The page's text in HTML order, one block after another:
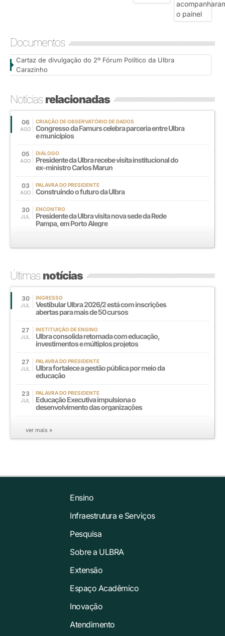
Documentos
Cartaz de divulgação do 2º Fórum Político da Ulbra
Carazinho
Notíciasrelacionadas
06
AGO
CRIAÇÃO DE OBSERVATÓRIO DE DADOS
Congresso da Famurs celebra parceria entre Ulbra
e municípios
05
AGO
DIÁLOGO
Presidente da Ulbra recebe visita institucional do
ex-ministro Carlos Marun
03
AGO
PALAVRA DO PRESIDENTE
Construindo o futuro da Ulbra
30
JUL
ENCONTRO
Presidente da Ulbra visita nova sede da Rede
Pampa, em Porto Alegre
Últimasnotícias
30
JUL
INGRESSO
Vestibular Ulbra 2026/2 está com inscrições
abertas para mais de 50 cursos
27
JUL
INSTITUIÇÃO DE ENSINO
Ulbra consolida retomada com educação,
investimentos e múltiplos projetos
27
JUL
PALAVRA DO PRESIDENTE
Ulbra fortalece a gestão pública por meio da
educação
23
JUL
PALAVRA DO PRESIDENTE
Educação Executiva impulsiona o
desenvolvimento das organizações
ver mais »
Ensino
Infraestrutura e Serviços
Pesquisa
Sobre a ULBRA
Extensão
Espaço Acadêmico
Inovação
Atendimento